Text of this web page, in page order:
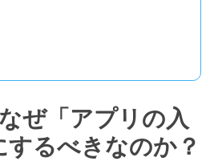
ぜ「アプリの入
るべきなのか？